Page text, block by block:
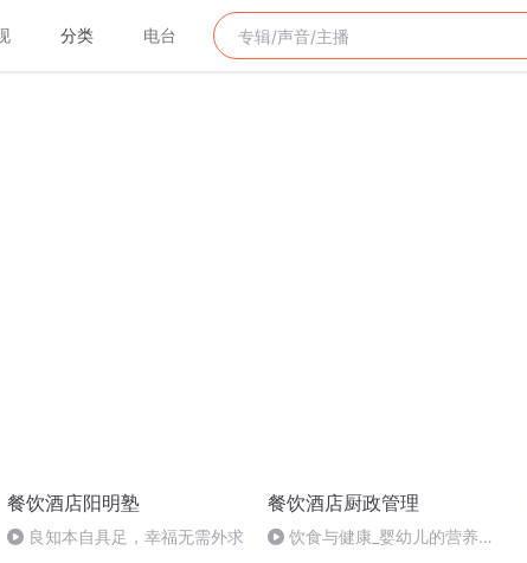
分类 电台
餐饮酒店阳明塾
良知本自具足，幸福无需外求
餐饮酒店厨政管理
饮食与健康_婴幼儿的营养与